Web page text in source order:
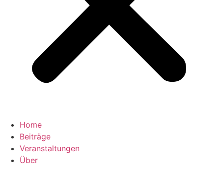
Home
Beiträge
Veranstaltungen
Über